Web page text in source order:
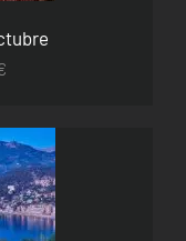
precios:
desde
25,00€
hasta